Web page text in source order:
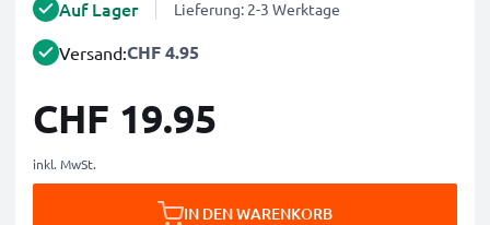
Auf Lager Lieferung: 2-3 Werktage
Versand:CHF 4.95
CHF 19.95
inkl. MwSt.
IN DEN WARENKORB